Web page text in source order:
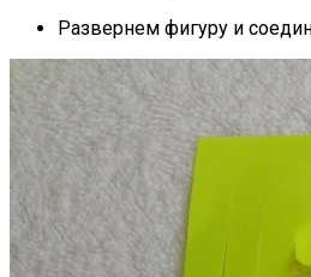
Развернем фигуру и